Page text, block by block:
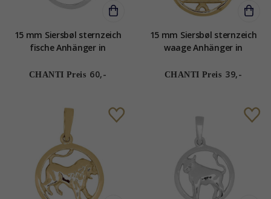
15 mm Siersbøl sternzeich
fische Anhänger in
CHANTI Preis 60,-
15 mm Siersbøl sternzeich
waage Anhänger in
CHANTI Preis 39,-